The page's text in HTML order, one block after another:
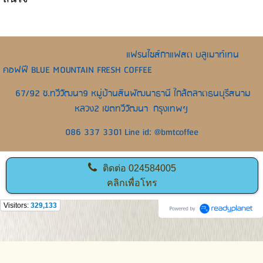
แฟรนไชส์กาแฟสด บลูเมาท์เทน
คอฟฟี BLUE MOUNTAIN FRESH COFFEE
67/92 ซ.ทวีวัฒนา9 หมู่บ้านสินพัฒนาธานี ใกล้ตลาดธนบุรีสนาม
หลวง2 เขตทวีวัฒนา กรุงเทพฯ
086 337 3301 Line id: @bmtcoffee
ติดต่อ 024584005
คลิกเพื่อโทร
Visitors: 329,133